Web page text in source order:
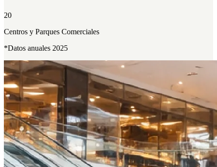
20
Centros y Parques Comerciales
*Datos anuales 2025